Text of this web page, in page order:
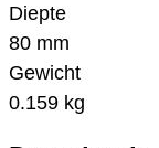
Diepte
80 mm
Gewicht
0.159 kg